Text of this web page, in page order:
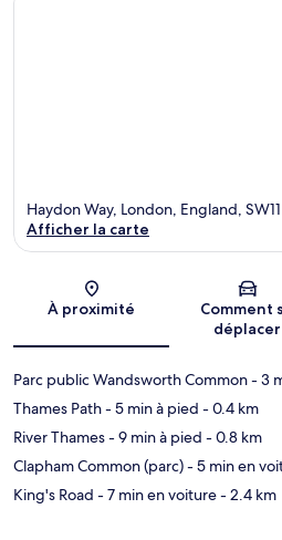
Carte
Haydon Way, London, England, SW11
Afficher la carte
À proximité
Comment
déplacer
Parc public Wandsworth Common- 3
Thames Path- 5 min à pied - 0.4 km
River Thames- 9 min à pied - 0.8 km
Clapham Common (parc)- 5 min en
King's Road - 7 min en voiture- 2.4 km